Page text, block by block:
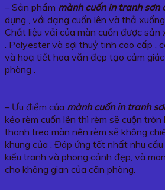
– Sản phẩm mành cuốn in tranh sơn
dụng , với dạng cuốn lên và thả
Chất liệu vải của màn cuốn được sản
. Polyester và sợi thuỷ tinh cao cấp ,
và hoạ tiết hoa văn đẹp tạo cảm
phòng .
– Ưu điểm của mành cuốn in tranh
kéo rèm cuốn lên thì rèm sẽ cuộn
thanh treo màn nên rèm sẽ không
khung của . Đáp ứng tốt nhất nhu
kiểu tranh và phong cảnh đẹp, và
cho không gian của căn phòng.